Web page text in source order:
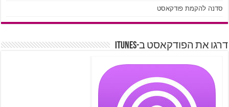
סדנה להקמת פודקאסט
דרגו את הפודקאסט ב-iTunes